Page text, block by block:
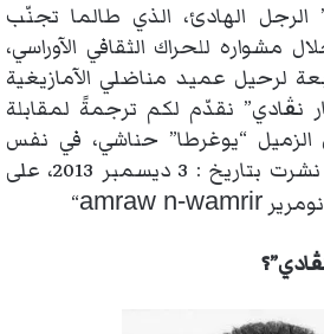
الرجل الهادئ، الذي طالما تجنّب
مشواره للحراك الثقافي الآوراسي،
لرحيل عميد مناضلي الآمازيغية
نڨادي” نقدّم لكم ترجمةً لمقابلة
“يوغرطا” حناشي، في نفس
المناسبة قبل سنتين؛ نشرت بتاريخ : 3 ديسمبر 2013، على
amraw n-wamrir
“